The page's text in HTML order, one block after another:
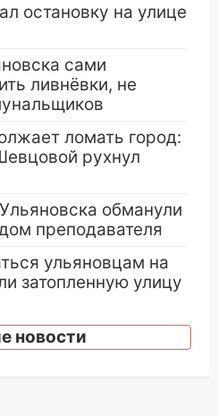
остановку на улице
сами
ливнёвки, не
ломать город:
рухнул
обманули
преподавателя
ульяновцам на
затопленную улицу
ураганным
со
новости